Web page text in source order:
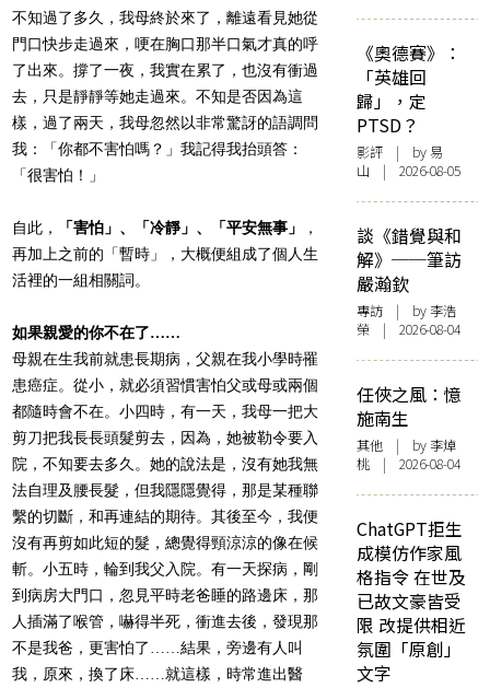
不知過了多久，我母終於來了，離遠看見她從
門口快步走過來，哽在胸口那半口氣才真的呼
了出來。撐了一夜，我實在累了，也沒有衝過
去，只是靜靜等她走過來。不知是否因為這
樣，過了兩天，我母忽然以非常驚訝的語調問
我：「你都不害怕嗎？」我記得我抬頭答：
「很害怕！」
自此， 「害怕」、「冷靜」、「平安無事」
，
再加上之前的「暫時」，大概便組成了個人生
活裡的一組相關詞。
如果親愛的你不在了……
母親在生我前就患長期病，父親在我小學時罹
患癌症。從小，就必須習慣害怕父或母或兩個
都隨時會不在。小四時，有一天，我母一把大
剪刀把我長長頭髮剪去，因為，她被勒令要入
院，不知要去多久。她的說法是，沒有她我無
法自理及腰長髮，但我隱隱覺得，那是某種聯
繫的切斷，和再連結的期待。其後至今，我便
沒有再剪如此短的髮，總覺得頸涼涼的像在候
斬。小五時，輪到我父入院。有一天探病，剛
到病房大門口，忽見平時老爸睡的路邊床，那
人插滿了喉管，嚇得半死，衝進去後，發現那
不是我爸，更害怕了……結果，旁邊有人叫
我，原來，換了床……就這樣，時常進出醫
《奧德賽》：
「英雄回
歸」，定
PTSD？
影評 | by 易
山 | 2026-08-05
談《錯覺與和
解》──筆訪
嚴瀚欽
專訪 | by 李浩
榮 | 2026-08-04
任俠之風：憶
施南生
其他 | by 李焯
桃 | 2026-08-04
ChatGPT拒生
成模仿作家風
格指令 在世及
已故文豪皆受
限 改提供相近
氛圍「原創」
文字